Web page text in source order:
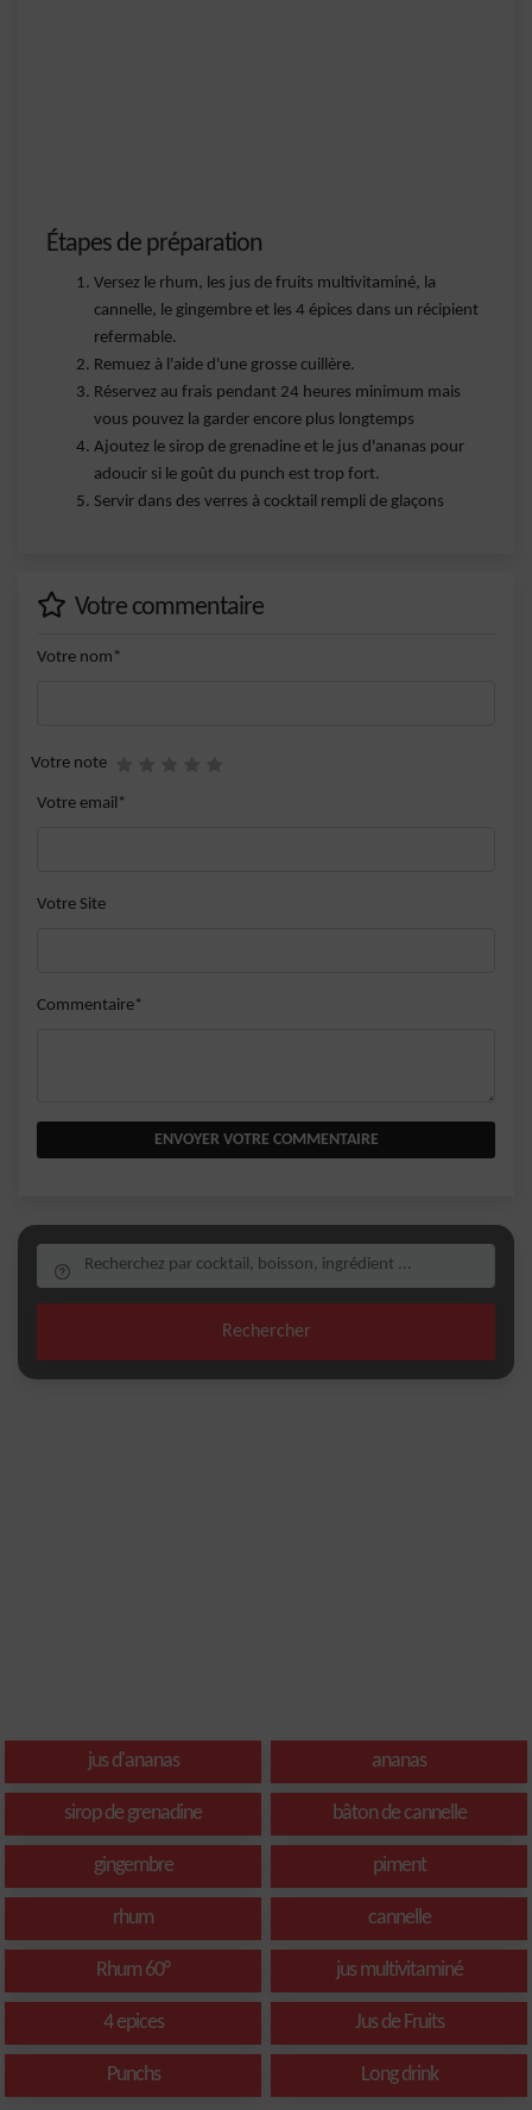
Étapes de préparation
Versez le rhum, les jus de fruits multivitaminé, la
cannelle, le gingembre et les 4 épices dans un récipient
refermable.
Remuez à l'aide d'une grosse cuillère.
Réservez au frais pendant 24 heures minimum mais
vous pouvez la garder encore plus longtemps
Ajoutez le sirop de grenadine et le jus d'ananas pour
adoucir si le goût du punch est trop fort.
Servir dans des verres à cocktail rempli de glaçons
Votre commentaire
Votre nom*
Votre note
Votre email*
Votre Site
Commentaire*
ENVOYER VOTRE COMMENTAIRE
Rechercher
jus d'ananas ananas
sirop de grenadine bâton de cannelle
gingembre piment
rhum cannelle
Rhum 60° jus multivitaminé
4 epices Jus de Fruits
Punchs Long drink